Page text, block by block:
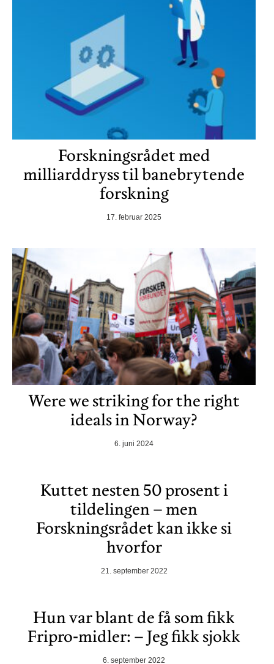
Forskningsrådet med
milliarddryss til banebrytende
forskning
17. februar 2025
Were we striking for the right
ideals in Norway?
6. juni 2024
Kuttet nesten 50 prosent i
tildelingen – men
Forskningsrådet kan ikke si
hvorfor
21. september 2022
Hun var blant de få som fikk
Fripro-midler: – Jeg fikk sjokk
6. september 2022